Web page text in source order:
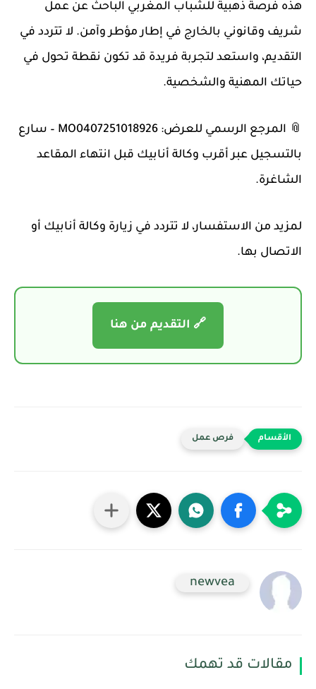
هذه فرصة ذهبية للشباب المغربي الباحث عن عمل
شريف وقانوني بالخارج في إطار مؤطر وآمن. لا تتردد في
التقديم، واستعد لتجربة فريدة قد تكون نقطة تحول في
حياتك المهنية والشخصية.
📎 المرجع الرسمي للعرض: MO0407251018926 – سارع
بالتسجيل عبر أقرب وكالة أنابيك قبل انتهاء المقاعد
الشاغرة.
لمزيد من الاستفسار، لا تتردد في زيارة وكالة أنابيك أو
الاتصال بها.
🔗 التقديم من هنا
فرص عمل
newvea
مقالات قد تهمك